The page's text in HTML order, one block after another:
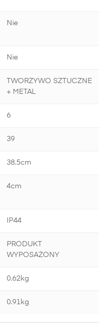
Nie
Nie
TWORZYWO SZTUCZNE
+ METAL
6
39
38.5cm
4cm
IP44
PRODUKT
WYPOSAŻONY
0.62kg
0.91kg